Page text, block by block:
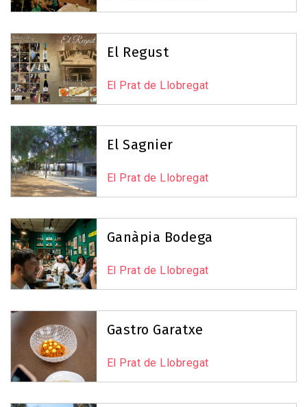
El Regust
El Prat de Llobregat
El Sagnier
El Prat de Llobregat
Ganàpia Bodega
El Prat de Llobregat
Gastro Garatxe
El Prat de Llobregat